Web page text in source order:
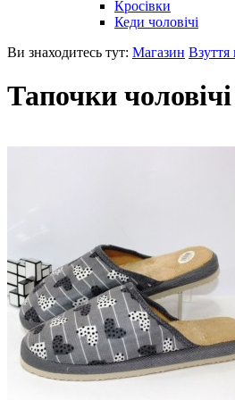
Кросівки
Кеди чоловічі
Ви знаходитесь тут: Магазин Взуття
Тапочки чоловічі